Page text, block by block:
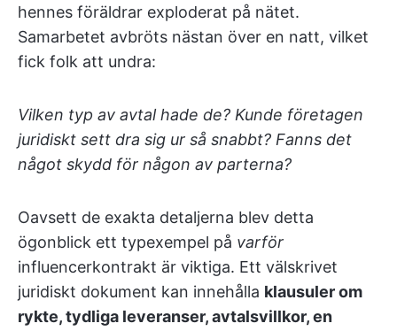
hennes föräldrar exploderat på nätet.
Samarbetet avbröts nästan över en natt, vilket
fick folk att undra:
Vilken typ av avtal hade de? Kunde företagen
juridiskt sett dra sig ur så snabbt? Fanns det
något skydd för någon av parterna?
Oavsett de exakta detaljerna blev detta
ögonblick ett typexempel på varför
influencerkontrakt är viktiga. Ett välskrivet
juridiskt dokument kan innehålla klausuler om
rykte, tydliga leveranser, avtalsvillkor, en